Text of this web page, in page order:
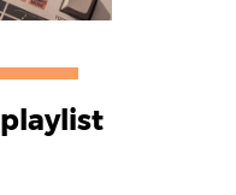
playlist